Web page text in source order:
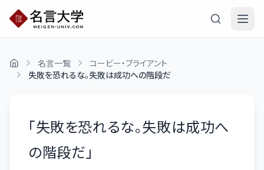
名言一覧
コービー・ブライアント
失敗を恐れるな。失敗は成功への階段だ
「失敗を恐れるな。失敗は成功へ
の階段だ 」